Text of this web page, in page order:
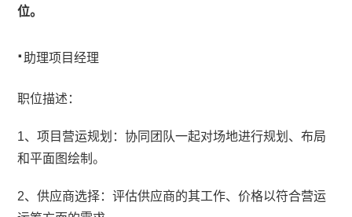
位。
· 助理项目经理
职位描述：
1、项目营运规划：协同团队一起对场地进行规划、布局
和平面图绘制。
2、供应商选择：评估供应商的其工作、价格以符合营运